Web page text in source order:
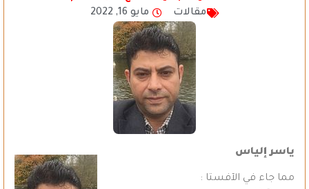
مقالات
مايو 16, 2022
ياسر إلياس
مما جاء في الآفستا :